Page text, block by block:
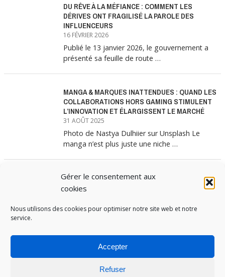
Gérer le consentement aux
cookies
Nous utilisons des cookies pour optimiser notre site web et notre
service.
Accepter
Refuser
DU RÊVE À LA MÉFIANCE : COMMENT LES
DÉRIVES ONT FRAGILISÉ LA PAROLE DES
INFLUENCEURS
16 FÉVRIER 2026
Publié le 13 janvier 2026, le gouvernement a
présenté sa feuille de route …
MANGA & MARQUES INATTENDUES : QUAND LES
COLLABORATIONS HORS GAMING STIMULENT
L’INNOVATION ET ÉLARGISSENT LE MARCHÉ
31 AOÛT 2025
Photo de Nastya Dulhiier sur Unsplash Le
manga n’est plus juste une niche …
MANGA & MARQUES : ANATOMIE D’UNE
ALLIANCE MARKETING GAGNANTE
Les interminables files d’attente devant les
MEDIA INSTITUTE